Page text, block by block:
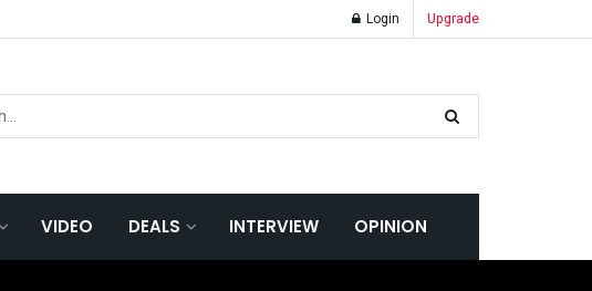
Login Upgrade
VIDEO DEALS INTERVIEW OPINION